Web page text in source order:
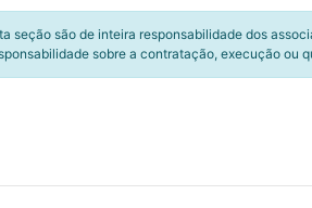
seção são de inteira responsabilidade dos
sobre a contratação, execução ou